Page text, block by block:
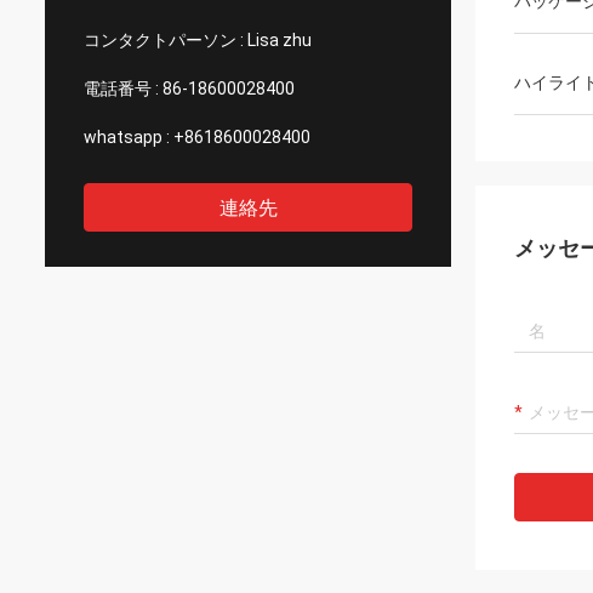
コンタクトパーソン : Lisa zhu
電話番号 : 86-18600028400
whatsapp : +8618600028400
連絡先
ハイライ
メッセ